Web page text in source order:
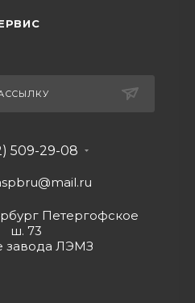
509-29-08
@mail.ru
Петергофское
ш. 73
завода ЛЭМЗ